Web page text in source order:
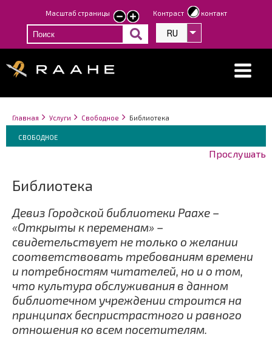
Перейти
к
основному
Масштаб страницы
smallerlarger
text
Контраст контакт
RU Список
Строка
навигации
You
here:
Главная Услуги Свободное Библиотека
Breadcrumbs
You
are
СВОБОДНОЕ
Прослушать
Библиотека
Девиз Городской библиотеки Раахе –
«Открыты к переменам» –
свидетельствует не только о желании
соответствовать требованиям времени
и потребностям читателей, но и о том,
что культура обслуживания в данном
библиотечном учреждении строится на
принципах беспристрастного и равного
отношения ко всем посетителям.